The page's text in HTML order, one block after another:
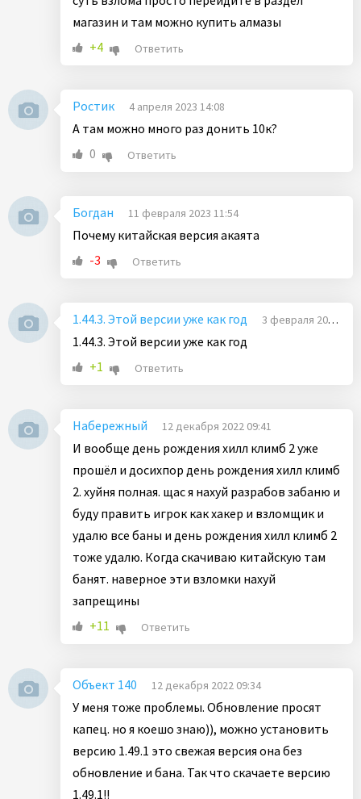
магазин и там можно купить алмазы
+4
Ответить
Ростик 4 апреля 2023 14:08
А там можно много раз донить 10к?
0
Ответить
Богдан 11 февраля 2023 11:54
Почему китайская версия акаята
-3
Ответить
1.44.3. Этой версии уже как год 3 февраля 2023 20:53
1.44.3. Этой версии уже как год
+1
Ответить
Набережный 12 декабря 2022 09:41
И вообще день рождения хилл климб 2 уже
прошёл и досихпор день рождения хилл климб
2. хуйня полная. щас я нахуй разрабов забаню и
буду править игрок как хакер и взломщик и
удалю все баны и день рождения хилл климб 2
тоже удалю. Когда скачиваю китайскую там
банят. наверное эти взломки нахуй
запрещины
+11
Ответить
Объект 140 12 декабря 2022 09:34
У меня тоже проблемы. Обновление просят
капец. но я коешо знаю)), можно установить
версию 1.49.1 это свежая версия она без
обновление и бана. Так что скачаете версию
1.49.1!!